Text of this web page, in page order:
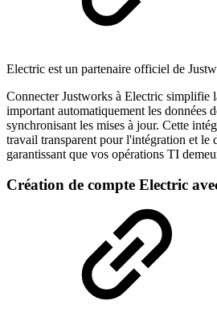
Electric est un partenaire officiel de
Connecter Justworks à Electric simplifie
important automatiquement les données
synchronisant les mises à jour. Cette
travail transparent pour l'intégration et le
garantissant que vos opérations TI
Création de compte Electric